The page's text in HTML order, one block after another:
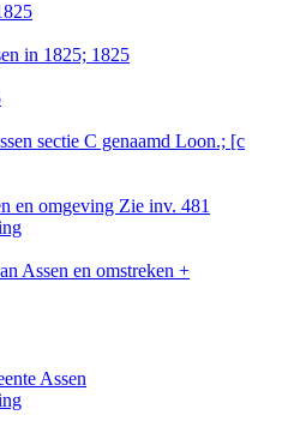
in 1825; 1825
sectie C genaamd Loon.; [c
en omgeving Zie inv. 481
Assen en omstreken +
Assen